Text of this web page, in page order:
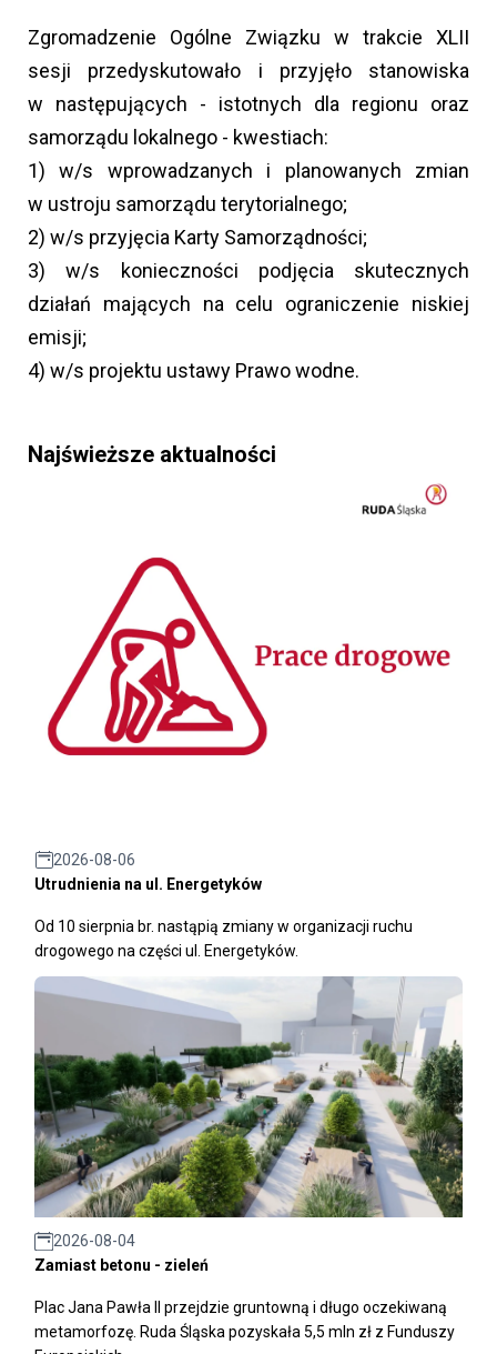
Zgromadzenie Ogólne Związku w trakcie XLII
sesji przedyskutowało i przyjęło stanowiska
w następujących - istotnych dla regionu oraz
samorządu lokalnego - kwestiach:
1) w/s wprowadzanych i planowanych zmian
w ustroju samorządu terytorialnego;
2) w/s przyjęcia Karty Samorządności;
3) w/s konieczności podjęcia skutecznych
działań mających na celu ograniczenie niskiej
emisji;
4) w/s projektu ustawy Prawo wodne.
Najświeższe aktualności
2026-08-06
Utrudnienia na ul. Energetyków
Od 10 sierpnia br. nastąpią zmiany w organizacji ruchu
drogowego na części ul. Energetyków.
2026-08-04
Zamiast betonu - zieleń
Plac Jana Pawła II przejdzie gruntowną i długo oczekiwaną
metamorfozę. Ruda Śląska pozyskała 5,5 mln zł z Funduszy